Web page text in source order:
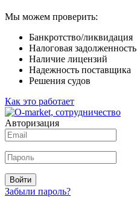
Мы можем проверить:
Банкротство/ликвидация
Налоговая задолженность
Наличие лицензий
Надежность поставщика
Решения судов
Как это работает
Авторизация
Войти
Забыли пароль?